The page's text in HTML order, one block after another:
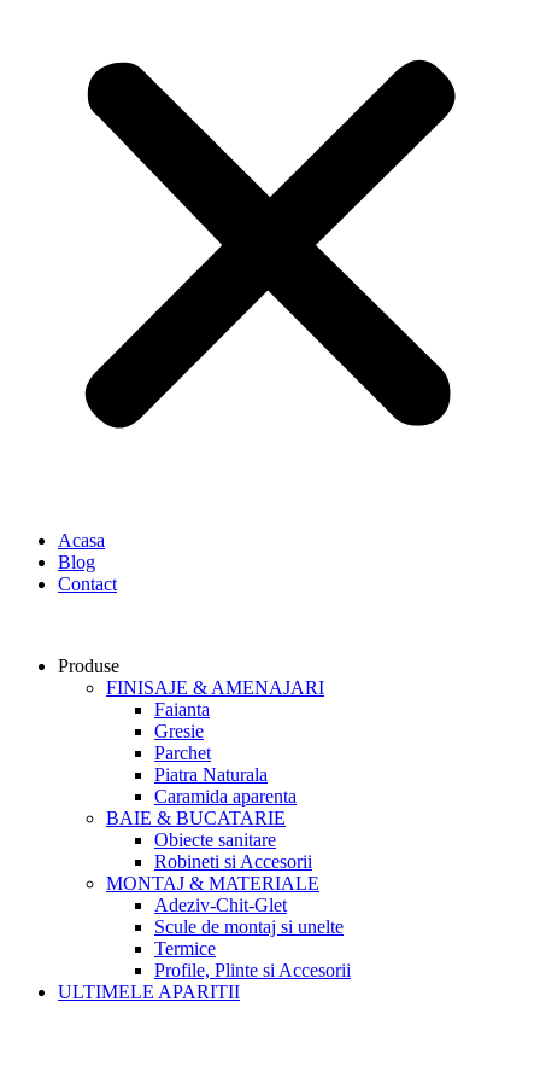
Acasa
Blog
Contact
Produse
FINISAJE & AMENAJARI
Faianta
Gresie
Parchet
Piatra Naturala
Caramida aparenta
BAIE & BUCATARIE
Obiecte sanitare
Robineti si Accesorii
MONTAJ & MATERIALE
Adeziv-Chit-Glet
Scule de montaj si unelte
Termice
Profile, Plinte si Accesorii
ULTIMELE APARITII